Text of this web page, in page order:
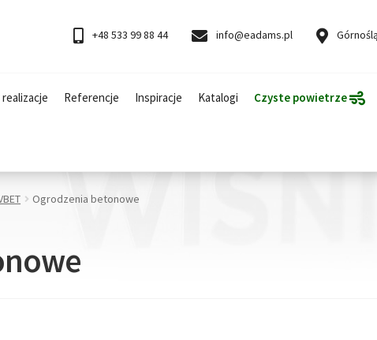
+48 533 99 88 44 info@eadams.pl
Referencje Inspiracje Katalogi Czyste powietrze
Ogrodzenia betonowe